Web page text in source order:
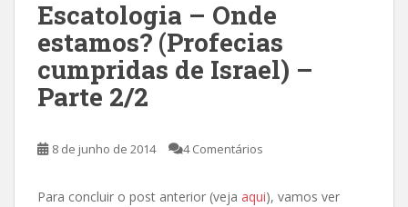
Escatologia – Onde
estamos? (Profecias
cumpridas de Israel) –
Parte 2/2
8 de junho de 2014 4 Comentários
Para concluir o post anterior (veja aqui), vamos ver